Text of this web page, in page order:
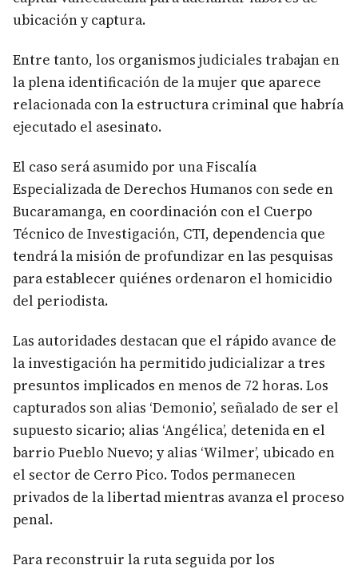
ubicación y captura.
Entre tanto, los organismos judiciales trabajan en
la plena identificación de la mujer que aparece
relacionada con la estructura criminal que habría
ejecutado el asesinato.
El caso será asumido por una Fiscalía
Especializada de Derechos Humanos con sede en
Bucaramanga, en coordinación con el Cuerpo
Técnico de Investigación, CTI, dependencia que
tendrá la misión de profundizar en las pesquisas
para establecer quiénes ordenaron el homicidio
del periodista.
Las autoridades destacan que el rápido avance de
la investigación ha permitido judicializar a tres
presuntos implicados en menos de 72 horas. Los
capturados son alias ‘Demonio’, señalado de ser el
supuesto sicario; alias ‘Angélica’, detenida en el
barrio Pueblo Nuevo; y alias ‘Wilmer’, ubicado en
el sector de Cerro Pico. Todos permanecen
privados de la libertad mientras avanza el proceso
penal.
Para reconstruir la ruta seguida por los